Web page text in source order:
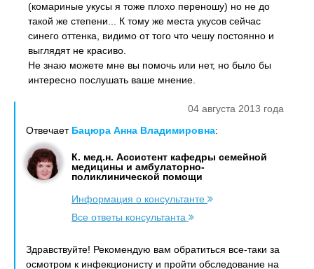
(комариные укусы я тоже плохо переношу) но не до
такой же степени... К тому же места укусов сейчас
синего оттенка, видимо от того что чешу постоянно и
выглядят не красиво.
Не знаю можете мне вы помочь или нет, но было бы
интересно послушать ваше мнение.
04 августа 2013 года
Отвечает Бацюра Анна Владимировна:
К. мед.н. Ассистент кафедры семейной
медицины и амбулаторно-
поликлинической помощи
Информация о консультанте
Все ответы консультанта
Здравствуйте! Рекомендую вам обратиться все-таки за
осмотром к инфекционисту и пройти обследование на